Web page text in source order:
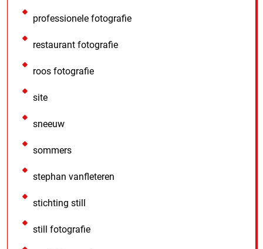
professionele fotografie
restaurant fotografie
roos fotografie
site
sneeuw
sommers
stephan vanfleteren
stichting still
still fotografie